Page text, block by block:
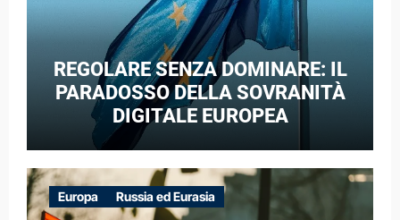
REGOLARE SENZA DOMINARE: IL
PARADOSSO DELLA SOVRANITÀ
DIGITALE EUROPEA
Europa Russia ed Eurasia